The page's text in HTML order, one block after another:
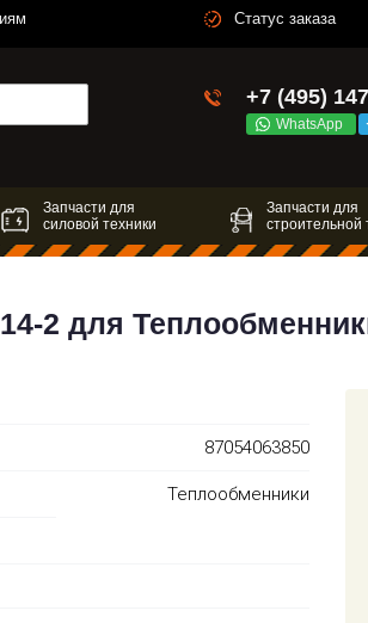
Статус заказа
+7 (495)
WhatsApp
Запчасти для
силовой техники
Запчасти для
строительной
2 для
87054063850
Теплообменники